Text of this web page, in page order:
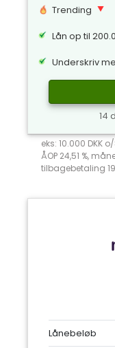
Trending
Lån op til
Underskriv
14
eks: 10.000 DKK
ÅOP 24,51 %,
tilbagebetaling
Lånebeløb